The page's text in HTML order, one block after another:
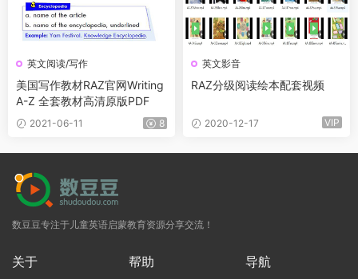
英文阅读/写作
美国写作教材RAZ官网Writing
A-Z 全套教材高清原版PDF
2021-06-11 8
英文影音
RAZ分级阅读绘本配套视频
2020-12-17 VIP
数豆豆专注于儿童英语启蒙教育资源分享交流！
关于 帮助 导航